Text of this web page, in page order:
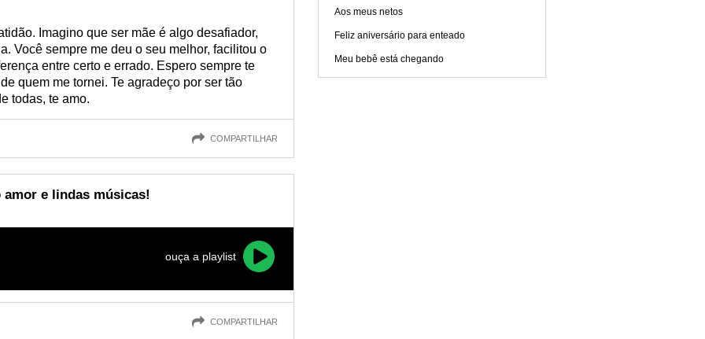
Imagino que ser mãe é algo desafiador,
Você sempre me deu o seu melhor, facilitou o
entre certo e errado. Espero sempre te
quem me tornei. Te agradeço por ser tão
todas, te amo.
COMPARTILHAR
e lindas músicas!
ouça a playlist
COMPARTILHAR
Aos meus netos
Feliz aniversário para enteado
Meu bebê está chegando